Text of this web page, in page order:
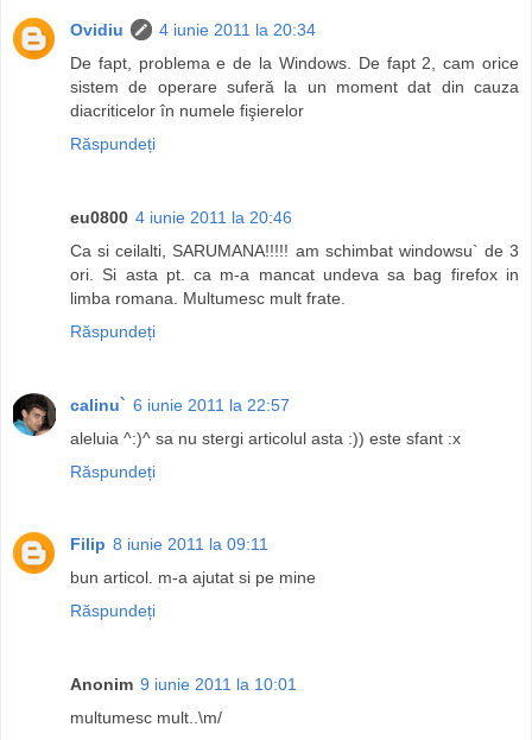
Ovidiu
4 iunie 2011 la 20:34
De fapt, problema e de la Windows. De fapt 2, cam orice
sistem de operare suferă la un moment dat din cauza
diacriticelor în numele fişierelor
Răspundeți
eu0800 4 iunie 2011 la 20:46
Ca si ceilalti, SARUMANA!!!!! am schimbat windowsu` de 3
ori. Si asta pt. ca m-a mancat undeva sa bag firefox in
limba romana. Multumesc mult frate.
Răspundeți
calinu` 6 iunie 2011 la 22:57
aleluia ^:)^ sa nu stergi articolul asta :)) este sfant :x
Răspundeți
Filip 8 iunie 2011 la 09:11
bun articol. m-a ajutat si pe mine
Răspundeți
Anonim 9 iunie 2011 la 10:01
multumesc mult..\m/